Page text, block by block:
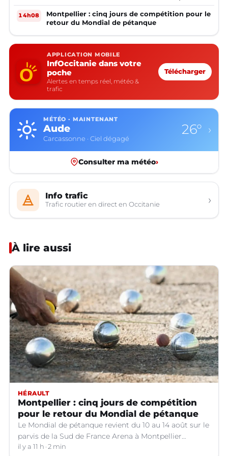
14h08
Montpellier : cinq jours de compétition pour le
retour du Mondial de pétanque
APPLICATION MOBILE
InfOccitanie dans votre
poche
Alertes en temps réel, météo &
trafic
Télécharger
MÉTÉO · MAINTENANT
Aude
Carcassonne · Ciel dégagé
26° ›
Consulter ma météo›
Info trafic
Trafic routier en direct en Occitanie ›
À lire aussi
HÉRAULT
Montpellier : cinq jours de compétition
pour le retour du Mondial de pétanque
Le Mondial de pétanque revient du 10 au 14 août sur le
parvis de la Sud de France Arena à Montpellier
(Hérault).
il y a 11 h 2 min